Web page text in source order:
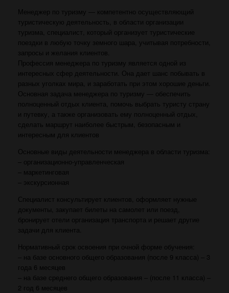
Менеджер по туризму — компетентно осуществляющий
туристическую деятельность, в области организации
туризма, специалист, который организует туристические
поездки в любую точку земного шара, учитывая потребности,
запросы и желания клиентов.
Профессия менеджера по туризму является одной из
интересных сфер деятельности. Она дает шанс побывать в
разных уголках мира, и заработать при этом хорошие деньги.
Основная задача менеджера по туризму — обеспечить
полноценный отдых клиента, помочь выбрать туристу страну
и путевку, а также организовать ему полноценный отдых,
сделать маршрут наиболее быстрым, безопасным и
интересным для клиентов
Основные виды деятельности менеджера в области туризма:
– организационно-управленческая
– маркетинговая
– экскурсионная
Специалист консультирует клиентов, оформляет нужные
документы, закупает билеты на самолет или поезд,
бронирует отели организация транспорта и решает другие
задачи для клиента.
Нормативный срок освоения при очной форме обучения:
– на базе основного общего образования (после 9 класса) – 3
года 6 месяцев
– на базе среднего общего образования – (после 11 класса) –
2 год 6 месяцев